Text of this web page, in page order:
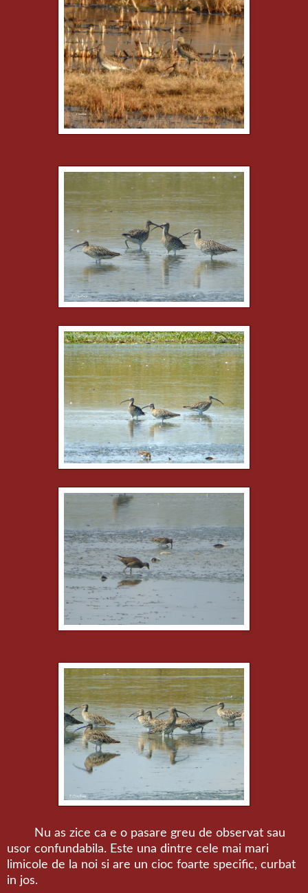
Nu as zice ca e o pasare greu de observat sau
usor confundabila. Este una dintre cele mai mari
limicole de la noi si are un cioc foarte specific, curbat
in jos.